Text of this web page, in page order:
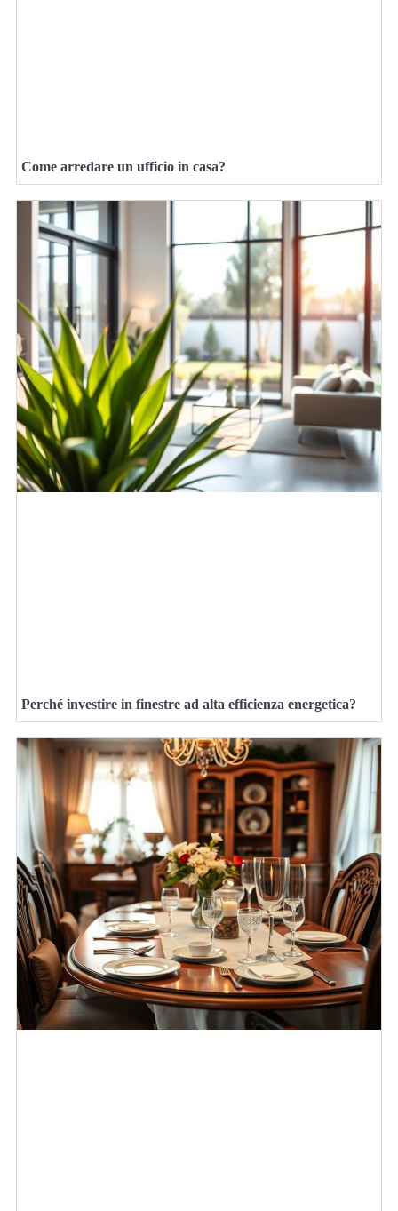
Come arredare un ufficio in casa?
Perché investire in finestre ad alta efficienza energetica?